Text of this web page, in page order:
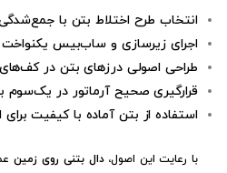
انتخاب طرح اختلاط بتن با
اجرای زیرسازی و ساب‌بیس یکنواخت
طراحی اصولی درزهای بتن در
قرارگیری صحیح آرماتور در یک‌سوم
استفاده از بتن آماده با کیفیت
با رعایت این اصول،دال بتنی روی زمین